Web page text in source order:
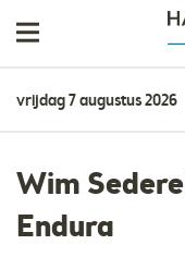
vrijdag 7 augustus 2026
Wim
Endura